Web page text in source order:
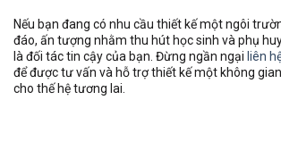
Nếu bạn đang có nhu cầu thiết kế một ngôi
đáo, ấn tượng nhằm thu hút học sinh và phụ
là đối tác tin cậy của bạn. Đừng ngần ngại liên
để được tư vấn và hỗ trợ thiết kế một không
cho thế hệ tương lai.